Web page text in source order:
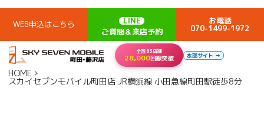
WEB申込はこちら
LINE
ご質問＆来店予約
お電話
070-1499-1972
全国83店舗
28,000回線突破 本部サイト →
HOME
スカイセブンモバイル町田店 JR横浜線 小田急線町田駅徒歩8分